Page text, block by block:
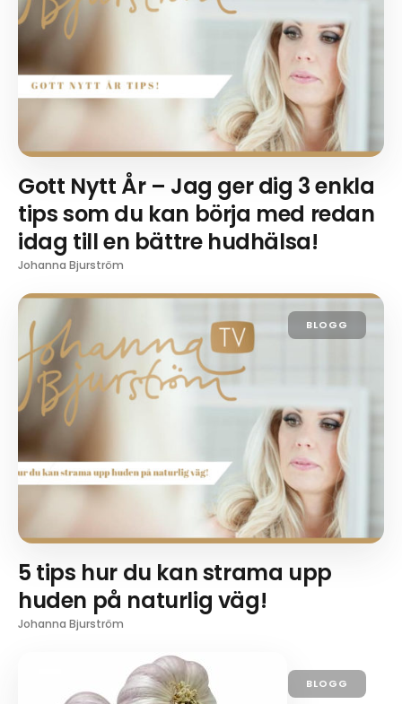
Gott Nytt År – Jag ger dig 3 enkla
tips som du kan börja med redan
idag till en bättre hudhälsa!
Johanna Bjurström
BLOGG
5 tips hur du kan strama upp
huden på naturlig väg!
Johanna Bjurström
BLOGG